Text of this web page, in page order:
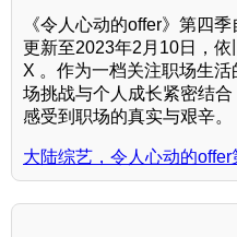
《令人心动的offer》第四
更新至2023年2月10日，
X 。作为一档关注职场生
场挑战与个人成长紧密结
感受到职场的真实与艰辛。
大陆综艺，令人心动的